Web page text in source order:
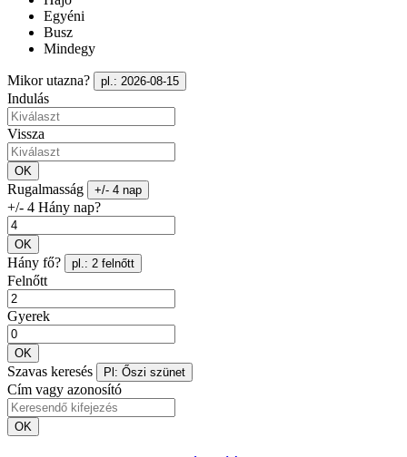
Egyéni
Busz
Mindegy
Mikor utazna? pl.: 2026-08-15
Indulás
Vissza
OK
Rugalmasság +/- 4 nap
+/- 4 Hány nap?
OK
Hány fő? pl.: 2 felnőtt
Felnőtt
Gyerek
OK
Szavas keresés Pl: Őszi szünet
Cím vagy azonosító
OK